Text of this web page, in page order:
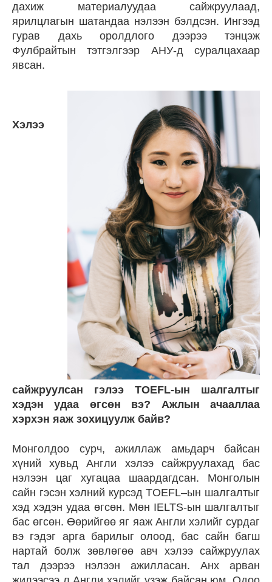
дахиж материалуудаа сайжруулаад,
ярилцлагын шатандаа нэлээн бэлдсэн. Ингээд
гурав дахь оролдлого дээрээ тэнцэж
Фулбрайтын тэтгэлгээр АНУ-д суралцахаар
явсан.
Хэлээ
сайжруулсан гэлээ TOEFL-ын шалгалтыг
хэдэн удаа өгсөн вэ? Ажлын ачааллаа
хэрхэн яаж зохицуулж байв?
Монголдоо сурч, ажиллаж амьдарч байсан
хүний хувьд Англи хэлээ сайжруулахад бас
нэлээн цаг хугацаа шаардагдсан. Монголын
сайн гэсэн хэлний курсэд TOEFL–ын шалгалтыг
хэд хэдэн удаа өгсөн. Мөн IELTS-ын шалгалтыг
бас өгсөн. Өөрийгөө яг яаж Англи хэлийг сурдаг
вэ гэдэг арга барилыг олоод, бас сайн багш
нартай болж зөвлөгөө авч хэлээ сайжруулах
тал дээрээ нэлээн ажилласан. Анх арван